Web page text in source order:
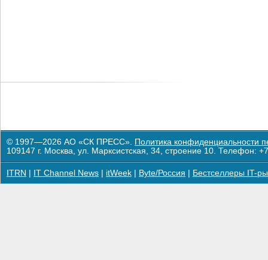
© 1997—2026 АО «СК ПРЕСС». Политика конфиденциальности
109147 г. Москва, ул. Марксистская, 34, строение 10. Телефон:
ITRN IT Channel News itWeek Byte/Россия Бестселлеры IT-